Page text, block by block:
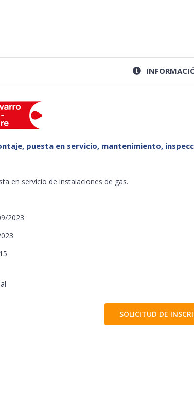
puesta en servicio, mantenimiento,
en servicio de instalaciones de gas.
2023
SOLICITUD DE